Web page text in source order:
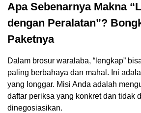
Apa Sebenarnya Makna
dengan Peralatan”?
Paketnya
Dalam brosur waralaba, “lengkap”
paling berbahaya dan mahal. Ini
yang longgar. Misi Anda adalah
daftar periksa yang konkret dan tidak
dinegosiasikan.